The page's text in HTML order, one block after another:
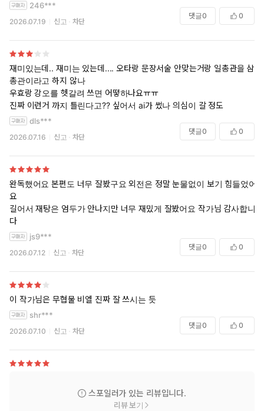
246***
2026.07.19 신고 차단
댓글0 0
재미있는데.. 재미는 있는데.... 오타랑 문장서술 안맞는거랑 일총관을 삼
총관이라고 하지 않나
우효랑 강오를 헷갈려 쓰면 어떻하나요ㅠㅠ
진짜 이런거 까지 틀린다고?? 싶어서 ai가 썼나 의심이 갈 정도
dls***
2026.07.16 신고 차단
댓글0 0
완독했어요 본편도 너무 잘봤구요 외전은 정말 눈물없이 보기 힘들었어
요
길어서 재탕은 엄두가 안나지만 너무 재밌게 잘봤어요 작가님 감사합니
다
js9***
2026.07.12 신고 차단
댓글0 0
이 작가님은 무협물 비엘 진짜 잘 쓰시는 듯
shr***
2026.07.10 신고 차단
댓글0 0
스포일러가 있는 리뷰입니다.
리뷰 보기